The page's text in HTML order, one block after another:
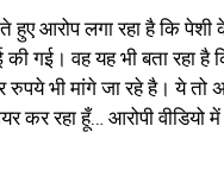
आरोप लगा रहा है कि पेशी
गई। वह यह भी बता रहा है
भी मांगे जा रहे है। ये तो
कर रहा हूँ… आरोपी